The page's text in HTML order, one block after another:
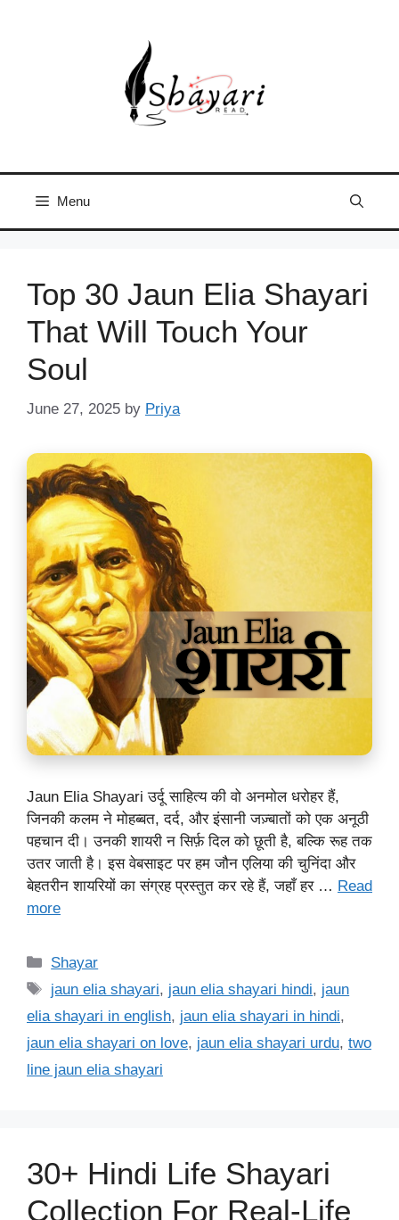
Menu
Top 30 Jaun Elia Shayari
That Will Touch Your
Soul
June 27, 2025 by Priya
Jaun Elia Shayari उर्दू साहित्य की वो अनमोल धरोहर हैं,
जिनकी कलम ने मोहब्बत, दर्द, और इंसानी जज़्बातों को एक अनूठी
पहचान दी। उनकी शायरी न सिर्फ़ दिल को छूती है, बल्कि रूह तक
उतर जाती है। इस वेबसाइट पर हम जौन एलिया की चुनिंदा और
बेहतरीन शायरियों का संग्रह प्रस्तुत कर रहे हैं, जहाँ हर … Read
more
Categories
Shayar
Tags
jaun elia shayari, jaun elia shayari hindi, jaun
elia shayari in english, jaun elia shayari in hindi,
jaun elia shayari on love, jaun elia shayari urdu, two
line jaun elia shayari
30+ Hindi Life Shayari
Collection For Real-Life